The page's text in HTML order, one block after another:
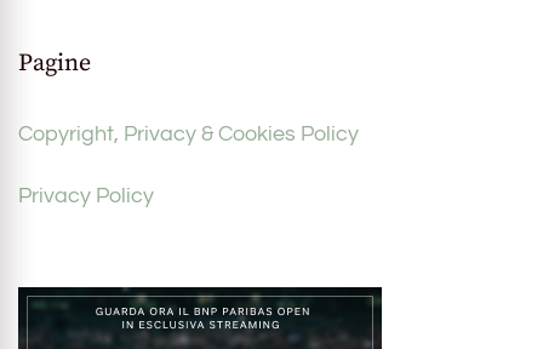
Pagine
Copyright, Privacy & Cookies Policy
Privacy Policy